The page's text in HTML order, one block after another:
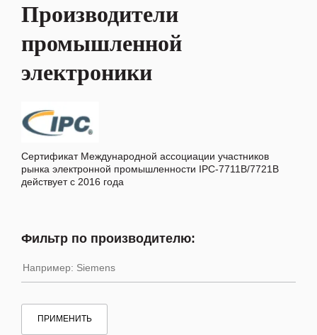
Производители
промышленной
электроники
Сертификат Международной ассоциации участников
рынка электронной промышленности IPC-7711B/7721B
действует с 2016 года
Фильтр по производителю:
ПРИМЕНИТЬ